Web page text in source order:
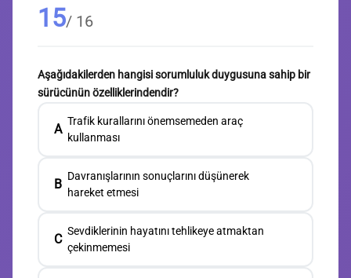
15/ 16
Aşağıdakilerden hangisi sorumluluk duygusuna sahip bir
sürücünün özelliklerindendir?
A
Trafik kurallarını önemsemeden araç
kullanması
B
Davranışlarının sonuçlarını düşünerek
hareket etmesi
C
Sevdiklerinin hayatını tehlikeye atmaktan
çekinmemesi